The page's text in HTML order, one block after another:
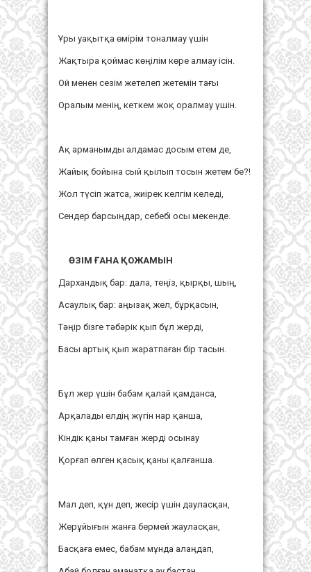
Ұры уақытқа өмірім тоналмау үшін
Жақтыра қоймас көңілім көре алмау ісін.
Ой менен сезім жетелеп жетемін тағы
Оралым менің, кеткем жоқ оралмау үшін.
Ақ арманымды алдамас досым етем де,
Жайық бойына сый қылып тосын жетем бе?!
Жол түсіп жатса, жиірек келгім келеді,
Сендер барсыңдар, себебі осы мекенде.
ӨЗІМ ҒАНА ҚОЖАМЫН
Дархандық бар: дала, теңіз, қырқы, шың,
Асаулық бар: аңызақ жел, бұрқасын,
Тәңір бізге тәбәрік қып бұл жерді,
Басы артық қып жаратпаған бір тасын.
Бұл жер үшін бабам қалай қамданса,
Арқалады елдің жүгін нар қанша,
Кіндік қаны тамған жерді осынау
Қорғап өлген қасық қаны қалғанша.
Мал деп, құн деп, жесір үшін дауласқан,
Жерұйығын жанға бермей жауласқан,
Басқаға емес, бабам мұнда алаңдап,